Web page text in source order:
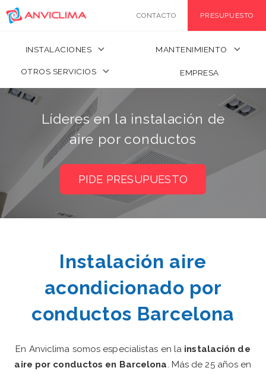
PRESUPUESTO
CONTACTO
INSTALACIONES keyboard_arrow_down MANTENIMIENTO keyboard_arrow_down
OTROS SERVICIOS keyboard_arrow_down EMPRESA
Líderes en la instalación de
aire por conductos
PIDE PRESUPUESTO
Instalación aire
acondicionado por
conductos Barcelona
En Anviclima somos especialistas en la instalación de
aire por conductos en Barcelona. Más de 25 años en